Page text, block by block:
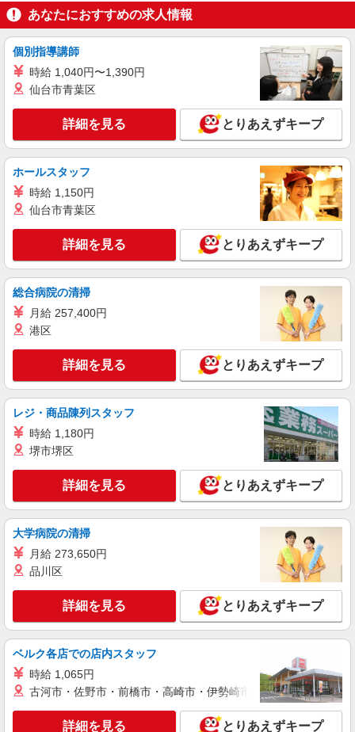
時給2000円 ★交通費規定に基づき交通費支給
東京都品川区（大崎駅）
詳細を見る
株式会社パソナ・東京キャリアセンター/KT6001168447
経理/一般事務
キープ 詳細を見る
株式会社パソナ・東京キャリアセンター/KT6001177052
経理
月給311400円 ★交通費規定に基づき交通費支
キープ 詳細を見る
派遣社員
株式会社パソナ・東京キャリアセンター/KT6001177712
月給324000円 ★交通費規定に基づき交通費支
給
東京都品川区（大崎駅）
キープ 詳細を見る
派遣社員
株式会社パソナ・東京キャリアセンター/KT600117705201
経理
月給311400円 ★交通費規定に基づき交通費支
給
東京都品川区（目黒駅）
キープ 詳細を見る
紹介予定派遣
あなたにおすすめの求人情報
個別指導講師
時給 1,040円〜1,390円
仙台市青葉区
詳細を見る とりあえずキープ
ホールスタッフ
時給 1,150円
仙台市青葉区
詳細を見る とりあえずキープ
総合病院の清掃
月給 257,400円
港区
詳細を見る とりあえずキープ
レジ・商品陳列スタッフ
時給 1,180円
堺市堺区
詳細を見る とりあえずキープ
大学病院の清掃
月給 273,650円
品川区
詳細を見る とりあえずキープ
ベルク各店での店内スタッフ
時給 1,065円
古河市・佐野市・前橋市・高崎市・伊勢崎市・太田市・館林市
詳細を見る とりあえずキープ